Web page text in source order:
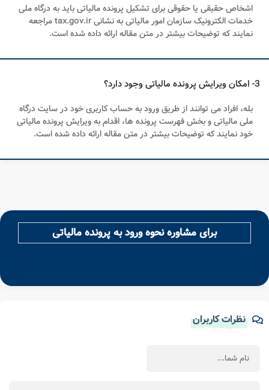
اشخاص حقیقی یا حقوقی برای تشکیل پرونده مالیاتی باید به درگاه ملی
خدمات الکترونیک سازمان امور مالیاتی به نشانی tax.gov.ir مراجعه
نمایند که توضیحات بیشتر در متن مقاله ارائه داده شده است.
3- امکان ویرایش پرونده مالیاتی وجود دارد؟
بله، افراد می توانند از طریق ورود به حساب کاربری خود در سایت درگاه
ملی مالیاتی و بخش فهرست پرونده ها، اقدام به ویرایش پرونده مالیاتی
خود نمایند که توضیحات بیشتر در متن مقاله ارائه داده شده است.
برای مشاوره نحوه ورود به پرونده مالیاتی
نظرات کاربران